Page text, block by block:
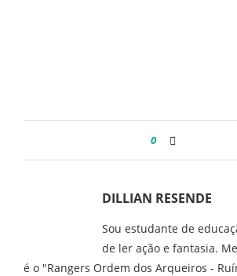
0
DILLIAN RESENDE
Sou estudante de
de ler ação e fantasia.
é o "Rangers Ordem dos Arqueiros -